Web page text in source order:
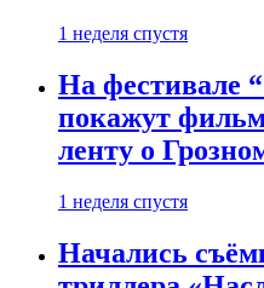
1 неделя спустя
На фестивале
покажут
ленту о
1 неделя спустя
Начались